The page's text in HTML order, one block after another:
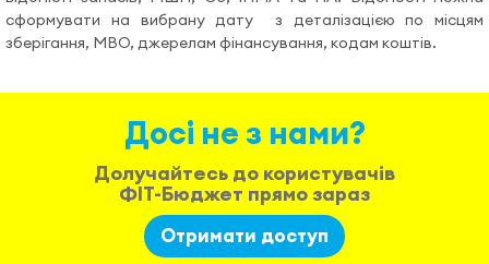
Відеоуроки
Увійти
сформувати на вибрану дату з деталізацією по місцям
зберігання, МВО, джерелам фінансування, кодам коштів.
Досі не з нами?
Долучайтесь до користувачів
ФІТ-Бюджет прямо зараз
Отримати доступ